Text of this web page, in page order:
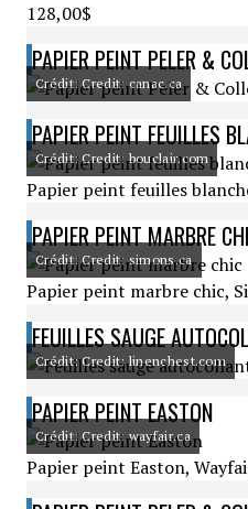
128,00$
PAPIER PEINT PELER &
Crédit: Credit: canac.ca
PAPIER PEINT FEUILLES
Crédit: Credit: bouclair.com
Papier peint feuilles
PAPIER PEINT MARBRE
Crédit: Credit: simons.ca
Papier peint marbre chic,
FEUILLES SAUGE
Crédit: Credit: linenchest.com
PAPIER PEINT EASTON
Crédit: Credit: wayfair.ca
Papier peint Easton,